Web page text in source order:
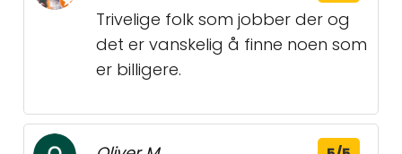
Trivelige folk som jobber der og
det er vanskelig å finne noen som
er billigere.